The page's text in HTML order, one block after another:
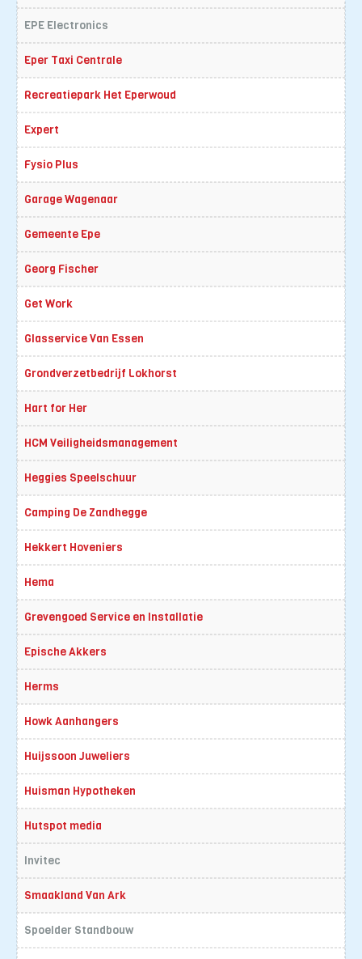
EPE Electronics
Eper Taxi Centrale
Recreatiepark Het Eperwoud
Expert
Fysio Plus
Garage Wagenaar
Gemeente Epe
Georg Fischer
Get Work
Glasservice Van Essen
Grondverzetbedrijf Lokhorst
Hart for Her
HCM Veiligheidsmanagement
Heggies Speelschuur
Camping De Zandhegge
Hekkert Hoveniers
Hema
Grevengoed Service en Installatie
Epische Akkers
Herms
Howk Aanhangers
Huijssoon Juweliers
Huisman Hypotheken
Hutspot media
Invitec
Smaakland Van Ark
Spoelder Standbouw